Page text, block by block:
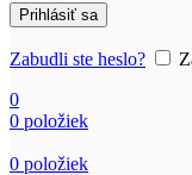
Prihlásiť sa
Zabudli ste heslo?
0
0 položiek
0 položiek